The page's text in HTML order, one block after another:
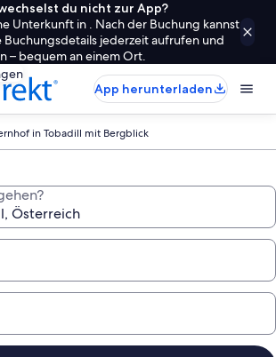
du nicht zur App?
Unterkunft in . Nach der Buchung kannst
Buchungsdetails jederzeit aufrufen und
– bequem an einem Ort.
App herunterladen
in Tobadill mit Bergblick